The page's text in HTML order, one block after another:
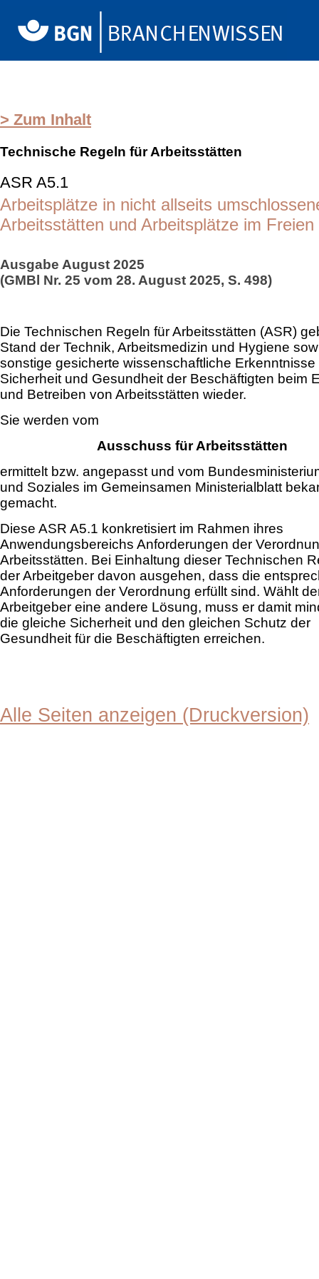
> Zum Inhalt
Technische Regeln für Arbeitsstätten
ASR A5.1
Arbeitsplätze in nicht allseits
Arbeitsstätten und Arbeitsplätze im Freien
Ausgabe August 2025
(GMBl Nr. 25 vom 28. August 2025, S. 498)
Die Technischen Regeln für Arbeitsstätten (ASR)
Stand der Technik, Arbeitsmedizin und Hygiene
sonstige gesicherte wissenschaftliche Erkenntnisse
Sicherheit und Gesundheit der Beschäftigten beim
und Betreiben von Arbeitsstätten wieder.
Sie werden vom
Ausschuss für Arbeitsstätten
ermittelt bzw. angepasst und vom
und Soziales im Gemeinsamen Ministerialblatt
gemacht.
Diese ASR A5.1 konkretisiert im Rahmen ihres
Anwendungsbereichs Anforderungen der
Arbeitsstätten. Bei Einhaltung dieser Technischen
der Arbeitgeber davon ausgehen, dass die
Anforderungen der Verordnung erfüllt sind. Wählt
Arbeitgeber eine andere Lösung, muss er damit
die gleiche Sicherheit und den gleichen Schutz der
Gesundheit für die Beschäftigten erreichen.
Alle Seiten anzeigen (Druckversion)